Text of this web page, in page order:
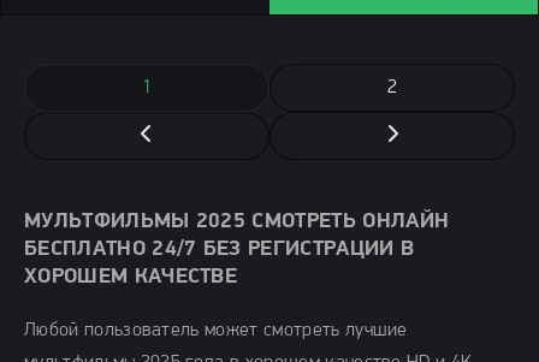
1 2
МУЛЬТФИЛЬМЫ 2025 СМОТРЕТЬ ОНЛАЙН
БЕСПЛАТНО 24/7 БЕЗ РЕГИСТРАЦИИ В
ХОРОШЕМ КАЧЕСТВЕ
Любой пользователь может смотреть лучшие